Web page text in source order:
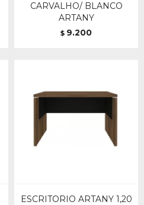
CARVALHO/ BLANCO
ARTANY
$ 9.200
ESCRITORIO ARTANY 1,20